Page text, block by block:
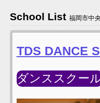
School List 福岡市中
TDS DANCE
ダンススクー